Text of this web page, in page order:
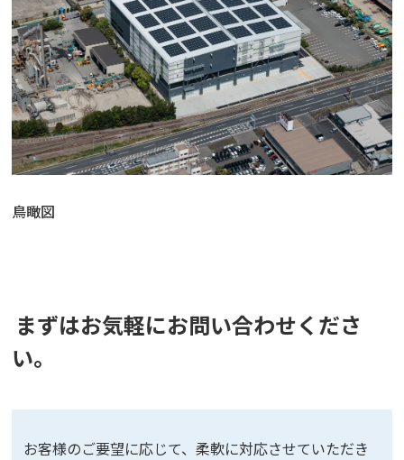
鳥瞰図
まずはお気軽にお問い合わせくださ
い。
お客様のご要望に応じて、柔軟に対応させていただき